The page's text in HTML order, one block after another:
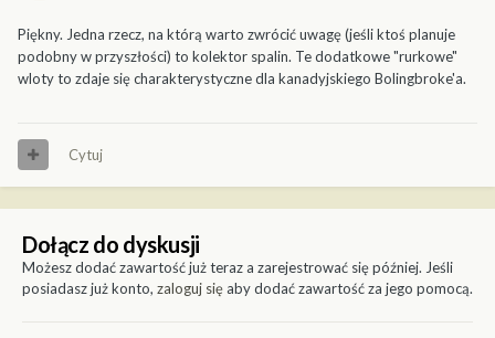
Piękny. Jedna rzecz, na którą warto zwrócić uwagę (jeśli ktoś planuje
podobny w przyszłości) to kolektor spalin. Te dodatkowe "rurkowe"
wloty to zdaje się charakterystyczne dla kanadyjskiego Bolingbroke'a.
Cytuj
Dołącz do dyskusji
Możesz dodać zawartość już teraz a zarejestrować się później. Jeśli
posiadasz już konto, zaloguj sięaby dodać zawartość za jego pomocą.